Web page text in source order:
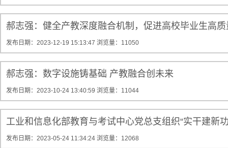
郝志强：健全产教深度融合机制，促进高校毕业生高
发布日期：2023-12-19 15:13:47 浏览量：11050
郝志强：数字设施铸基础 产教融合创未来
发布日期：2023-10-24 13:40:59 浏览量：11044
工业和信息化部教育与考试中心党总支组织“实干建新
发布日期：2023-05-24 11:34:24 浏览量：12068